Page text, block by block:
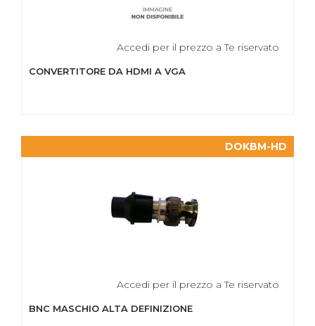
Accedi per il prezzo a Te riservato
CONVERTITORE DA HDMI A VGA
DOKBM-HD
Accedi per il prezzo a Te riservato
BNC MASCHIO ALTA DEFINIZIONE